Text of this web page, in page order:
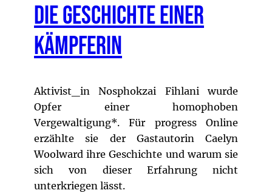
Die Geschichte einer
Kämpferin
Aktivist_in Nosphokzai Fihlani wurde
Opfer einer homophoben
Vergewaltigung*. Für progress Online
erzählte sie der Gastautorin Caelyn
Woolward ihre Geschichte und warum sie
sich von dieser Erfahrung nicht
unterkriegen lässt.